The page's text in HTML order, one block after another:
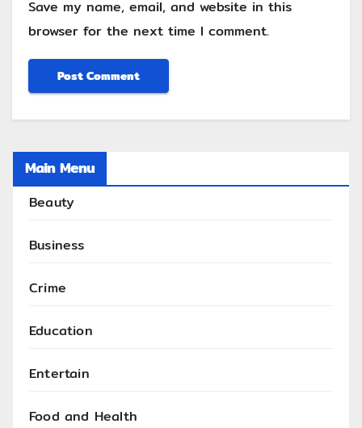
Save my name, email, and website in this
browser for the next time I comment.
Main Menu
Beauty
Business
Crime
Education
Entertain
Food and Health